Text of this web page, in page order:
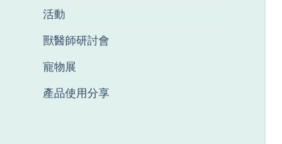
活動
獸醫師研討會
寵物展
產品使用分享